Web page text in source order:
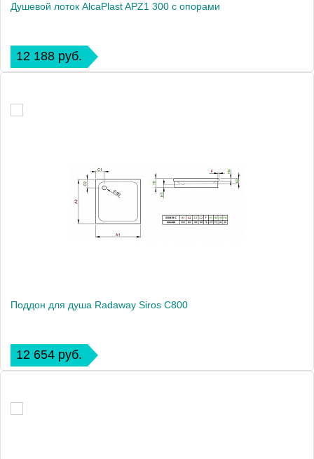
Душевой лоток AlcaPlast APZ1 300 с опорами
12 188 руб.
Поддон для душа Radaway Siros C800
12 654 руб.